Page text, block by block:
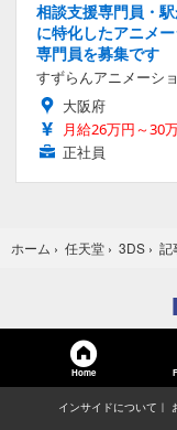
相談支援専門員・
に特化したアニメ
専門員を募集です
すずらんアニメーシ
大阪府
月給26万円～30
正社員
ホーム › 任天堂 › 3DS › 記
Home
インサイドについて